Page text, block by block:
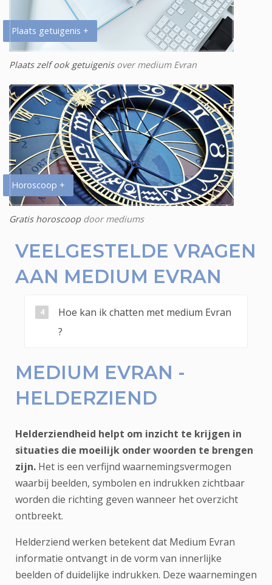
Plaats getuigenis +
Plaats zelf ook getuigenisover medium Evran
Horoscoop +
Gratis horoscoopdoor mediums
VEELGESTELDE VRAGEN
AAN MEDIUM EVRAN
Hoe kan ik chatten met medium Evran
?
MEDIUM EVRAN -
HELDERZIEND
Helderziendheid helpt om inzicht te krijgen in
situaties die moeilijk onder woorden te brengen
zijn. Het is een verfijnd waarnemingsvermogen
waarbij beelden, symbolen en indrukken zichtbaar
worden die richting geven wanneer het overzicht
ontbreekt.
Helderziend werken betekent dat Medium Evran
informatie ontvangt in de vorm van innerlijke
beelden of duidelijke indrukken. Deze waarnemingen